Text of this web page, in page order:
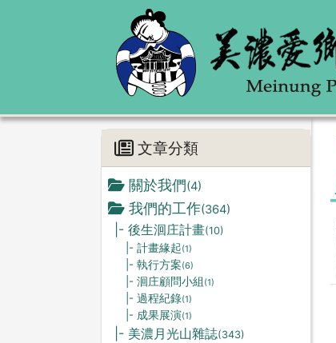
文章分類
關於我們(4)
我們的工作(364)
|- 後生洄庄計畫(10)
|- 計畫緣起(1)
|- 執行方案(6)
|- 洄庄顧問小組 (1)
|- 過程紀錄(1)
|- 成果展演(1)
|- 美濃月光山雜誌(343)